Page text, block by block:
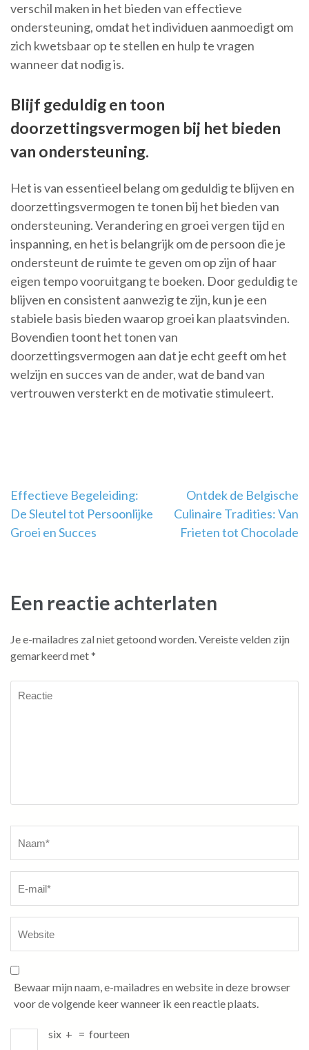
verschil maken in het bieden van effectieve
ondersteuning, omdat het individuen aanmoedigt om
zich kwetsbaar op te stellen en hulp te vragen
wanneer dat nodig is.
Blijf geduldig en toon
doorzettingsvermogen bij het bieden
van ondersteuning.
Het is van essentieel belang om geduldig te blijven en
doorzettingsvermogen te tonen bij het bieden van
ondersteuning. Verandering en groei vergen tijd en
inspanning, en het is belangrijk om de persoon die je
ondersteunt de ruimte te geven om op zijn of haar
eigen tempo vooruitgang te boeken. Door geduldig te
blijven en consistent aanwezig te zijn, kun je een
stabiele basis bieden waarop groei kan plaatsvinden.
Bovendien toont het tonen van
doorzettingsvermogen aan dat je echt geeft om het
welzijn en succes van de ander, wat de band van
vertrouwen versterkt en de motivatie stimuleert.
Berichtnavigatie
Effectieve Begeleiding:
De Sleutel tot Persoonlijke
Groei en Succes
Ontdek de Belgische
Culinaire Tradities: Van
Frieten tot Chocolade
Een reactie achterlaten
Je e-mailadres zal niet getoond worden.Vereiste velden zijn
gemarkeerd met*
Bewaar mijn naam, e-mailadres en website in deze browser
voor de volgende keer wanneer ik een reactie plaats.
six + = fourteen